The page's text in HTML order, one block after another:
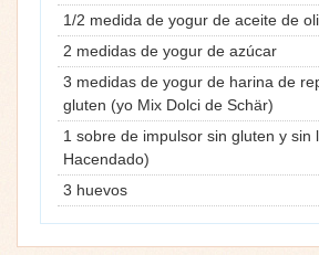
1/2 medida de yogur de aceite de
2 medidas de yogur de azúcar
3 medidas de yogur de harina de
gluten (yo Mix Dolci de Schär)
1 sobre de impulsor sin gluten y sin
Hacendado)
3 huevos